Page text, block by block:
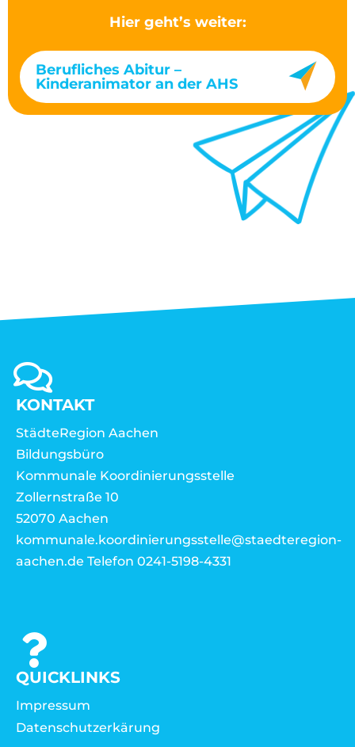
Hier geht’s weiter:
Berufliches Abitur –
Kinderanimator an der AHS
KONTAKT
StädteRegion Aachen
Bildungsbüro
Kommunale Koordinierungsstelle
Zollernstraße 10
52070 Aachen
kommunale.koordinierungsstelle@staedteregion-
aachen.de Telefon 0241-5198-4331
QUICKLINKS
Impressum
Datenschutzerkärung